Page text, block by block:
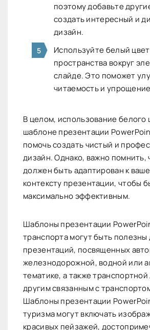
поэтому добавьте
создать интересный и
дизайн.
Используйте белый
пространства вокруг
слайде. Это поможет
читаемость и
В целом, использование белого
шаблоне презентации
помочь создать чистый и
дизайн. Однако, важно помнить,
должен быть адаптирован к
контексту презентации, чтобы
максимально эффективным.
Шаблоны презентации
транспорта могут быть полезны
презентаций, посвященных
железнодорожной, водной или
тематике, а также транспортной
другим связанным с
Шаблоны презентации
туризма могут включать
красивых пейзажей,